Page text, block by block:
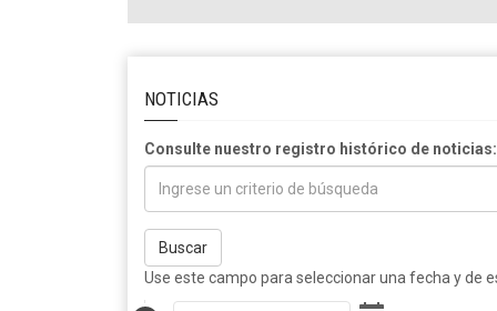
NOTICIAS
Consulte nuestro registro histórico de noticias:
Buscar
Use este campo para seleccionar una fecha y de